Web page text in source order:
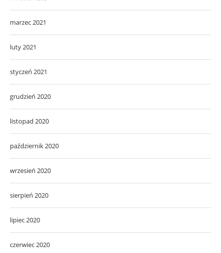
marzec 2021
luty 2021
styczeń 2021
grudzień 2020
listopad 2020
październik 2020
wrzesień 2020
sierpień 2020
lipiec 2020
czerwiec 2020